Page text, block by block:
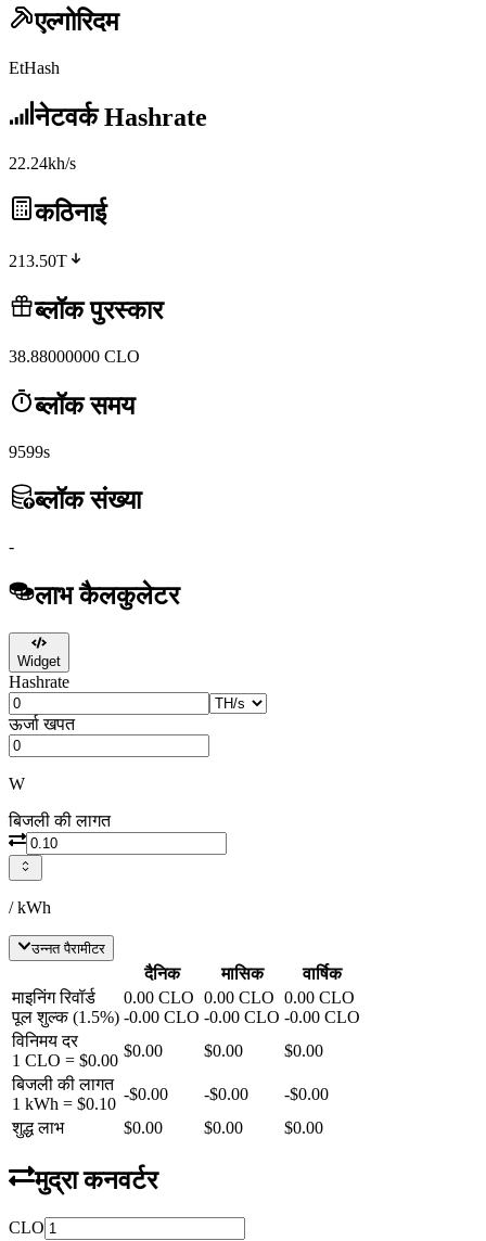
एल्गोरिदम
EtHash
नेटवर्क Hashrate
22.24kh/s
कठिनाई
213.50T
ब्लॉक पुरस्कार
38.88000000 CLO
ब्लॉक समय
9599s
ब्लॉक संख्या
-
लाभ कैलकुलेटर
Widget
Hashrate
ऊर्जा खपत
W
बिजली की लागत
/ kWh
उन्नत पैरामीटर
दैनिक मासिक
वार्षिक
माइनिंग रिवॉर्ड
पूल शुल्क(1.5%)
0.00 CLO
-0.00 CLO
0.00 CLO
-0.00 CLO
0.00 CLO
-0.00 CLO
विनिमय दर
1 CLO = $0.00
$0.00 $0.00
$0.00
बिजली की लागत
1 kWh = $0.10
-$0.00 -$0.00 -$0.00
शुद्ध लाभ
$0.00 $0.00 $0.00
मुद्रा कनवर्टर
CLO